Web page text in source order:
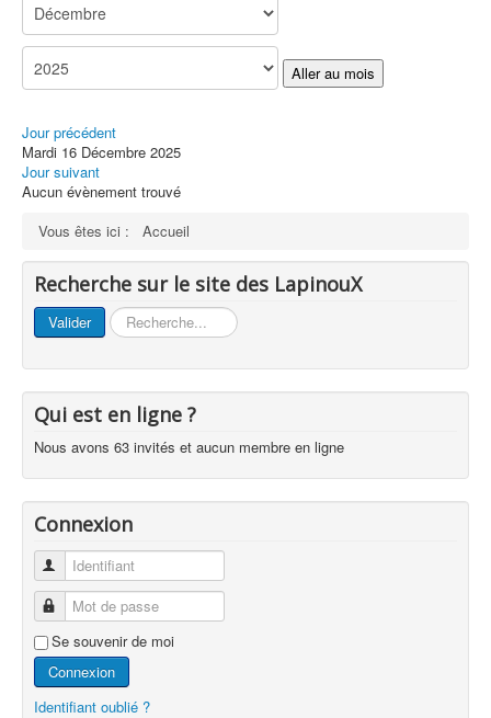
Aller au mois
Jour précédent
Mardi 16 Décembre 2025
Jour suivant
Aucun évènement trouvé
Vous êtes ici :
Accueil
Recherche sur le site des LapinouX
Valider Rechercher
Qui est en ligne ?
Nous avons 63 invités et aucun membre en ligne
Connexion
Identifiant
Mot de passe
Se souvenir de moi
Connexion
Identifiant oublié ?